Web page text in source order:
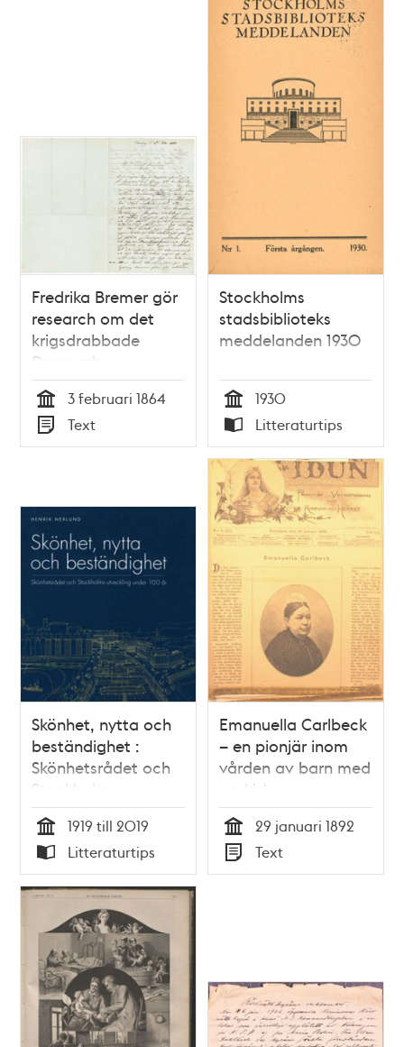
Fredrika Bremer gör
research om det
krigsdrabbade
Danmark
Tid
3 februari 1864
Typ
Text
Stockholms
stadsbiblioteks
meddelanden 1930
Tid
1930
Typ
Litteraturtips
Skönhet, nytta och
beständighet :
Skönhetsrådet och
Stockholms
utveckling under
100 år / Henrik
Nerlund
Tid
1919 till 2019
Typ
Litteraturtips
Emanuella Carlbeck
– en pionjär inom
vården av barn med
psykisk
funktionsnedsättning
Tid
29 januari 1892
Typ
Text